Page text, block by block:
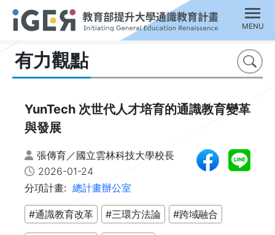
MENU
有力觀點 搜尋
YunTech 次世代人才培育的通識教育變革
與發展
張傳育／國立雲林科技大學校長
2026-01-24
分項計畫: 總計畫辦公室
#通識教育改革 #三環方法論 #跨域融合